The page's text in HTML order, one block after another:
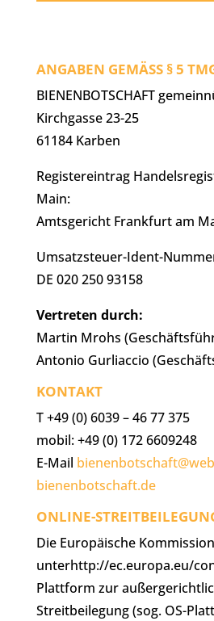
ANGABEN GEMÄSS § 5 TMG
BIENENBOTSCHAFT
Kirchgasse 23-25
61184 Karben
Registereintrag
Main:
Amtsgericht Frankfurt am
Umsatzsteuer-Ident-
DE 020 250 93158
Vertreten durch:
Martin Mrohs
Antonio Gurliaccio
KONTAKT
T +49 (0) 6039 – 46 77 375
mobil: +49 (0) 172 6609248
E-Mail
bienenbotschaft.de
ONLINE-
Die Europäische
unterhttp://ec.europa.eu/
Plattform zur
Streitbeilegung (sog. OS-